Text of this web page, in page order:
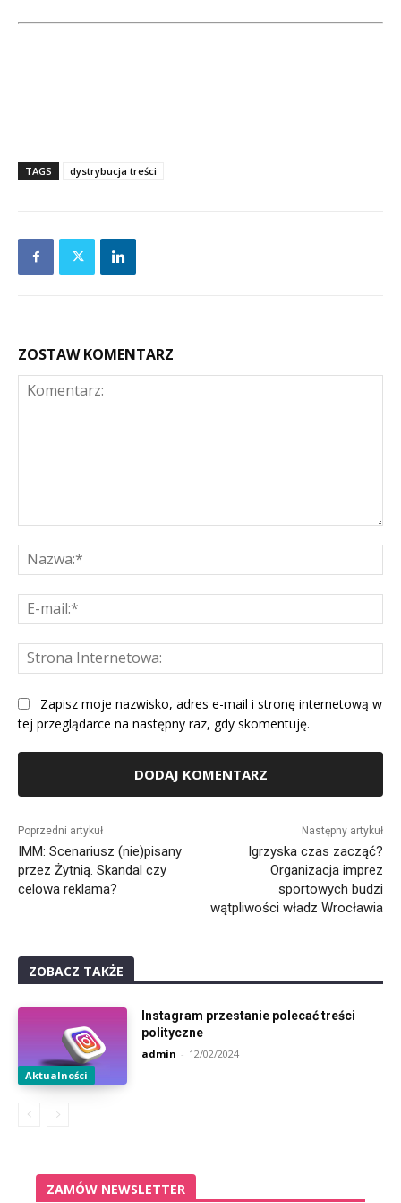
TAGS dystrybucja treści
ZOSTAW KOMENTARZ
Zapisz moje nazwisko, adres e-mail i stronę internetową w
tej przeglądarce na następny raz, gdy skomentuję.
Poprzedni artykuł
IMM: Scenariusz (nie)pisany
przez Żytnią. Skandal czy
celowa reklama?
Następny artykuł
Igrzyska czas zacząć?
Organizacja imprez
sportowych budzi
wątpliwości władz Wrocławia
ZOBACZ TAKŻE
Aktualności
Instagram przestanie polecać treści
polityczne
admin - 12/02/2024
ZAMÓW NEWSLETTER